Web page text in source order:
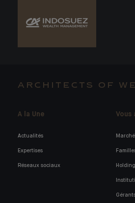
ARCHITECTS OF
A la Une
Actualités
Expertises
Réseaux sociaux
Vous